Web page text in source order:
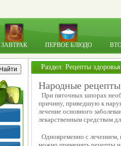
ЗАВТРАК ПЕРВОЕ БЛЮДО
Раздел: Рецепты
Народные
При пяточных шпорах
причину, приведшую к
лечение основного
лекарственным средствам
Одновременно с